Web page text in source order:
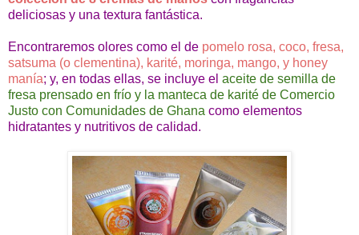
deliciosas y una textura fantástica.
Encontraremos olores como el de pomelo rosa, coco, fresa,
satsuma (o clementina), karité, moringa, mango, y honey
manía; y, en todas ellas, se incluye el aceite de semilla de
fresa prensado en frío y la manteca de karité de Comercio
Justo con Comunidades de Ghana como elementos
hidratantes y nutritivos de calidad.